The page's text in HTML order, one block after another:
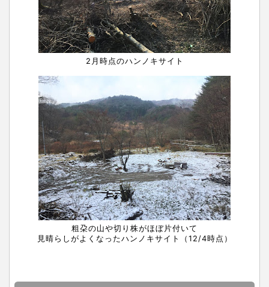
2月時点のハンノキサイト
粗朶の山や切り株がほぼ片付いて
見晴らしがよくなったハンノキサイト（12/4時点）